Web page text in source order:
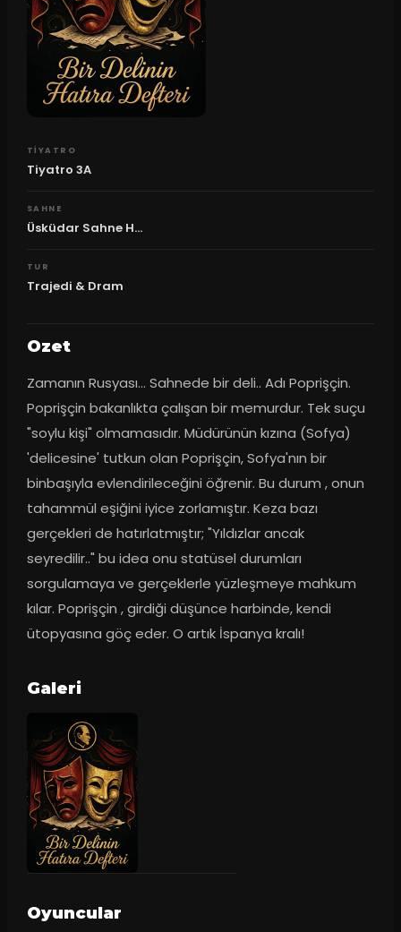
TIYATRO
Tiyatro 3A
SAHNE
Üsküdar Sahne H...
TUR
Trajedi & Dram
Ozet
Zamanın Rusyası... Sahnede bir deli.. Adı Poprişçin.
Poprişçin bakanlıkta çalışan bir memurdur. Tek suçu
"soylu kişi" olmamasıdır. Müdürünün kızına (Sofya)
'delicesine' tutkun olan Poprişçin, Sofya'nın bir
binbaşıyla evlendirileceğini öğrenir. Bu durum , onun
tahammül eşiğini iyice zorlamıştır. Keza bazı
gerçekleri de hatırlatmıştır; "Yıldızlar ancak
seyredilir.." bu idea onu statüsel durumları
sorgulamaya ve gerçeklerle yüzleşmeye mahkum
kılar. Poprişçin , girdiği düşünce harbinde, kendi
ütopyasına göç eder. O artık İspanya kralı!
Galeri
Oyuncular